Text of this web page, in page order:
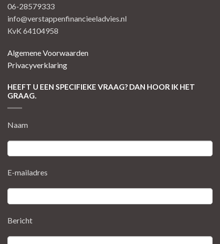
06-28579333
info@verstappenfinancieeladvies.nl
KvK 64104958
Algemene Voorwaarden
Privacyverklaring
HEEFT U EEN SPECIFIEKE VRAAG? DAN HOOR IK HET
GRAAG.
Naam
E-mailadres
Bericht